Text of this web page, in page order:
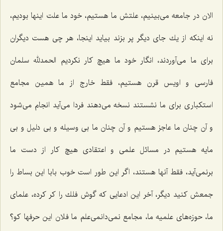
الان در جامعه می‌بینیم، علتش ما هستیم، خود ما علت اینها بودیم،
نه اینكه از یك جای دیگر پر بزند بیاید اینجا، هر چی هست دیگران
برای ما می‌آوردند، انگار خود ما هیچ كار نكردیم الحمدلله سلمان
فارسی و اویس قرن هستیم، فقط خارج از ما همین مجامع
استكباری برای ما نشستند نسخه می‌دهند فردا می‌آید انجام می‌شود
و آن چنان ما عاجز هستیم و آن چنان ما بی وسیله و بی دلیل و بی
مایه هستیم در مسائل علمی و اعتقادی هیچ كار از دست ما
برنمی‌آید، فقط آنها هستند، اگر این طور است خوب بابا این بساط را
جمعش كنید دیگر، آخر این ادعایی كه گوش فلك را كر كرده، علمای
ما، حوزه‌های علمیه ما، مجامع نمی‌دانمی‌علم ما فلان این حرفها كو؟